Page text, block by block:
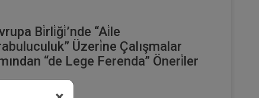
Bi̇rli̇ği̇’nde “Ai̇le
Üzeri̇ne Çalışmalar
“de Lege Ferenda” Öneri̇ler